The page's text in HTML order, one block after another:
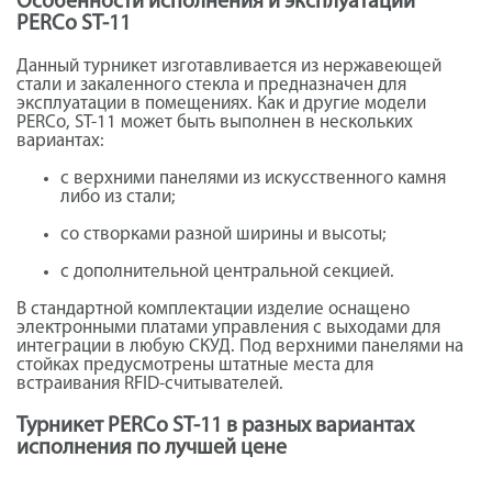
PERCo ST-11
Данный турникет изготавливается из нержавеющей
стали и закаленного стекла и предназначен для
эксплуатации в помещениях. Как и другие модели
PERCo, ST-11 может быть выполнен в нескольких
вариантах:
с верхними панелями из искусственного камня
либо из стали;
со створками разной ширины и высоты;
с дополнительной центральной секцией.
В стандартной комплектации изделие оснащено
электронными платами управления с выходами для
интеграции в любую СКУД. Под верхними панелями на
стойках предусмотрены штатные места для
встраивания RFID-считывателей.
Турникет PERCo ST-11 в разных вариантах
исполнения по лучшей цене